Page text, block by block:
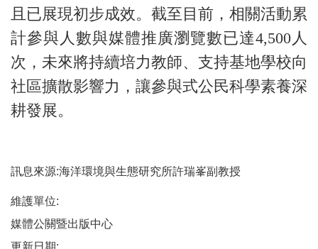
且已展現初步成效。截至目前，相關活動累
計參與人數與媒體推廣瀏覽數已達4,500人
次，未來將持續培力教師、支持基地學校向
社區擴散影響力，讓參與式公民科學素養深
耕發展。
訊息來源:海洋環境與生態研究所許瑞峯副教授
維護單位:
媒體公關暨出版中心
更新日期: